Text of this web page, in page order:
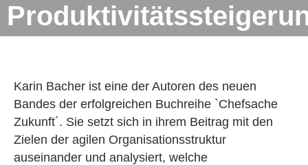
Karin Bacher ist eine der Autoren des neuen
Bandes der erfolgreichen Buchreihe `Chefsache
Zukunft´. Sie setzt sich in ihrem Beitrag mit den
Zielen der agilen Organisationsstruktur
auseinander und analysiert, welche